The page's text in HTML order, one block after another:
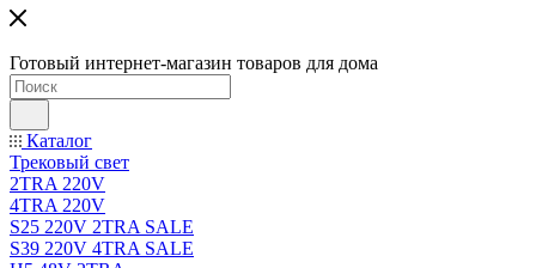
Готовый интернет-магазин товаров для дома
Каталог
Трековый свет
2TRA 220V
4TRA 220V
S25 220V 2TRA SALE
S39 220V 4TRA SALE